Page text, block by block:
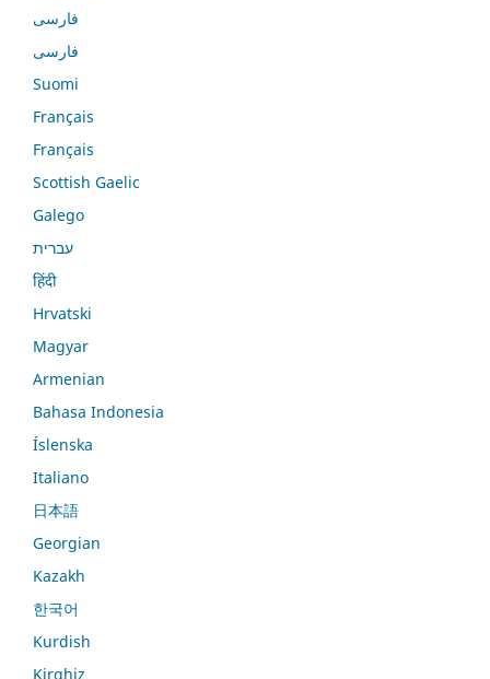
فارسی
فارسی
Suomi
Français
Français
Scottish Gaelic
Galego
עברית
हिंदी
Hrvatski
Magyar
Armenian
Bahasa Indonesia
Íslenska
Italiano
日本語
Georgian
Kazakh
한국어
Kurdish
Kirghiz